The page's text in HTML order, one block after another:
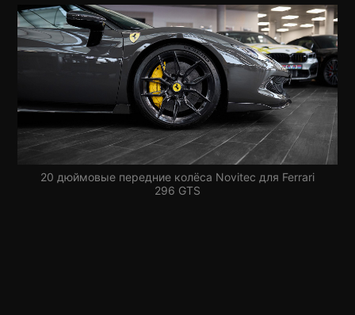
20 дюймовые передние колёса Novitec для Ferrari
296 GTS